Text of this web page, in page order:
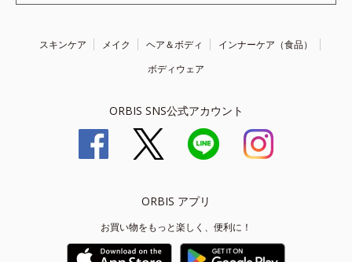
スキンケア メイク ヘア＆ボディ
インナーケア（食品）
ボディウェア
ORBIS SNS公式アカウント
ORBIS アプリ
お買い物をもっと楽しく、便利に！